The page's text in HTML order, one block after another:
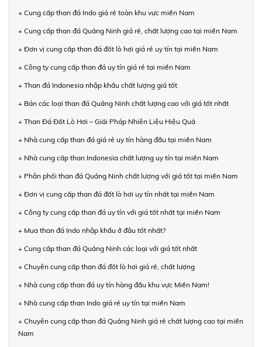
+ Cung cấp than đá Indo giá rẻ toàn khu vực miền Nam
+ Cung cấp than đá Quảng Ninh giá rẻ, chất lượng cao tại miền Nam
+ Đơn vị cung cấp than đá đốt lò hơi giá rẻ uy tín tại miền Nam
+ Công ty cung cấp than đá uy tín giá rẻ tại miền Nam
+ Than đá Indonesia nhập khẩu chất lượng giá tốt
+ Bán các loại than đá Quảng Ninh chất lượng cao với giá tốt nhất
+ Than Đá Đốt Lò Hơi – Giải Pháp Nhiên Liệu Hiệu Quả
+ Nhà cung cấp than đá giá rẻ uy tín hàng đầu tại miền Nam
+ Nhà cung cấp than Indonesia chất lượng uy tín tại miền Nam
+ Phân phối than đá Quảng Ninh chất lượng với giá tốt tại miền Nam
+ Đơn vị cung cấp than đá đốt lò hơi uy tín nhất tại miền Nam
+ Công ty cung cấp than đá uy tín với giá tốt nhất tại miền Nam
+ Mua than đá Indo nhập khẩu ở đâu tốt nhất?
+ Cung cấp than đá Quảng Ninh các loại với giá tốt nhất
+ Chuyên cung cấp than đá đốt lò hơi giá rẻ, chất lượng
+ Nhà cung cấp than đá uy tín hàng đầu khu vực Miền Nam!
+ Nhà cung cấp than Indo giá rẻ uy tín tại miền Nam
+ Chuyên cung cấp than đá Quảng Ninh giá rẻ chất lượng cao tại miền
Nam